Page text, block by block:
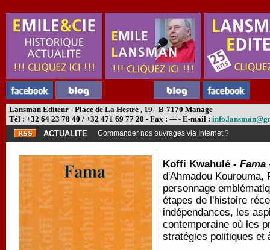
Lansman Editeur - Place de La Hestre , 19 - B-7170 Manage
Tél : +32 64 23 78 40 / +32 471 69 77 20 - Fax : --- - E-mail :
ACTUALITE
Commander nos ouvrages via Internet ?
Koffi Kwahulé - Fama
d'Ahmadou Kourouma,
personnage
étapes de l'histoire
indépendances, les
contemporaine où les
stratégies politiques et